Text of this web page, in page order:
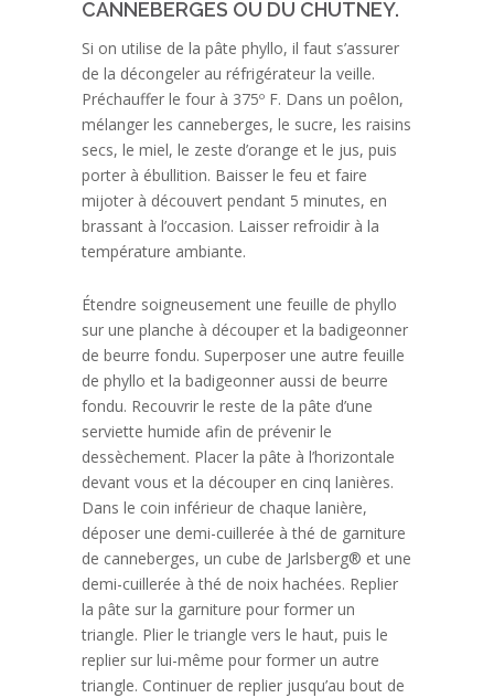
CANNEBERGES OU DU CHUTNEY.
Si on utilise de la pâte phyllo, il faut s’assurer
de la décongeler au réfrigérateur la veille.
Préchauffer le four à 375º F. Dans un poêlon,
mélanger les canneberges, le sucre, les raisins
secs, le miel, le zeste d’orange et le jus, puis
porter à ébullition. Baisser le feu et faire
mijoter à découvert pendant 5 minutes, en
brassant à l’occasion. Laisser refroidir à la
température ambiante.
Étendre soigneusement une feuille de phyllo
sur une planche à découper et la badigeonner
de beurre fondu. Superposer une autre feuille
de phyllo et la badigeonner aussi de beurre
fondu. Recouvrir le reste de la pâte d’une
serviette humide afin de prévenir le
dessèchement. Placer la pâte à l’horizontale
devant vous et la découper en cinq lanières.
Dans le coin inférieur de chaque lanière,
déposer une demi-cuillerée à thé de garniture
de canneberges, un cube de Jarlsberg® et une
demi-cuillerée à thé de noix hachées. Replier
la pâte sur la garniture pour former un
triangle. Plier le triangle vers le haut, puis le
replier sur lui-même pour former un autre
triangle. Continuer de replier jusqu’au bout de